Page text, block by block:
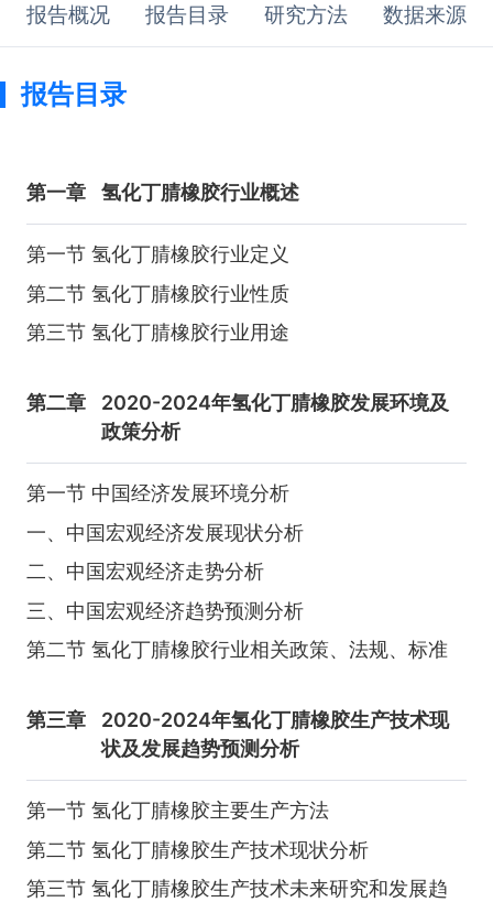
报告概况 报告目录 研究方法 数据来源
报告目录
第一章 氢化丁腈橡胶行业概述
第一节 氢化丁腈橡胶行业定义
第二节 氢化丁腈橡胶行业性质
第三节 氢化丁腈橡胶行业用途
第二章
2020-2024年氢化丁腈橡胶发展环境及
政策分析
第一节 中国经济发展环境分析
一、中国宏观经济发展现状分析
二、中国宏观经济走势分析
三、中国宏观经济趋势预测分析
第二节 氢化丁腈橡胶行业相关政策、法规、标准
第三章
2020-2024年氢化丁腈橡胶生产技术现
状及发展趋势预测分析
第一节 氢化丁腈橡胶主要生产方法
第二节 氢化丁腈橡胶生产技术现状分析
第三节 氢化丁腈橡胶生产技术未来研究和发展趋